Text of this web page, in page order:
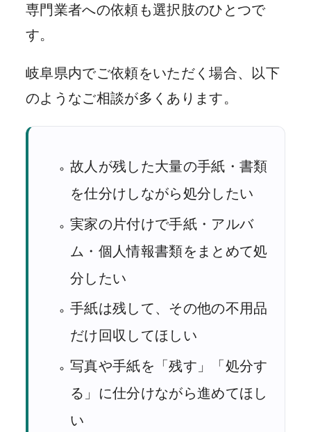
専門業者への依頼も選択肢のひとつで
す。
岐阜県内でご依頼をいただく場合、以下
のようなご相談が多くあります。
故人が残した大量の手紙・書類
を仕分けしながら処分したい
実家の片付けで手紙・アルバ
ム・個人情報書類をまとめて処
分したい
手紙は残して、その他の不用品
だけ回収してほしい
写真や手紙を「残す」「処分す
る」に仕分けながら進めてほし
い